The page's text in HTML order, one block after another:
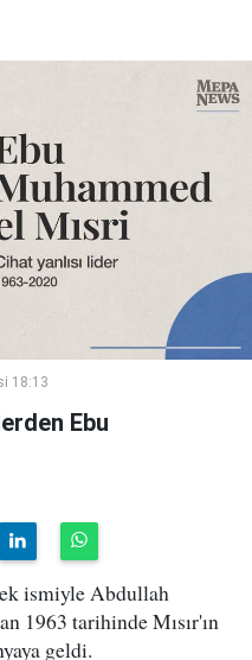
18:13
Ebu
ismiyle Abdullah
1963 tarihinde Mısır'ın
geldi.